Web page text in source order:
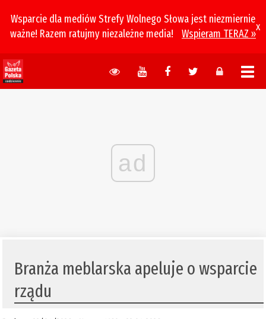
Wsparcie dla mediów Strefy Wolnego Słowa jest niezmiernie
ważne! Razem ratujmy niezależne media!
Wspieram TERAZ »
x
ad
Branża meblarska apeluje o wsparcie
rządu